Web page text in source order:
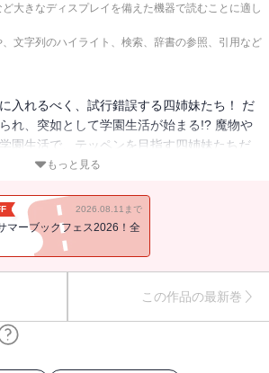
大きなディスプレイを備えた機器で読むことに適し
文字列のハイライト、検索、辞書の参照、引用など
入れるべく、試行錯誤する四姉妹たち！ だ
れ、突如として学園生活が始まる!? 魔物や
園生活で、テッペンを目指す四姉妹たちだ
もっと見る
2026.08.11まで
マーブックフェス2026！全
この作品の最新巻